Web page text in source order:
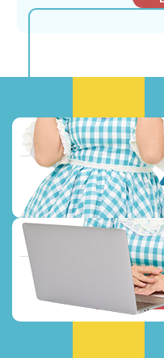
お電話
受付時間：
メールで
お問い